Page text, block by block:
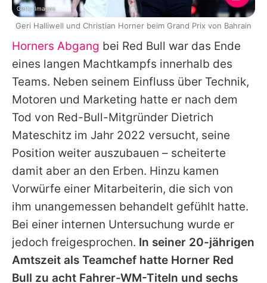
Horners Abgang bei Red Bull war das Ende
eines langen Machtkampfs innerhalb des
Teams. Neben seinem Einfluss über Technik,
Motoren und Marketing hatte er nach dem
Tod von Red-Bull-Mitgründer Dietrich
Mateschitz im Jahr 2022 versucht, seine
Position weiter auszubauen – scheiterte
damit aber an den Erben. Hinzu kamen
Vorwürfe einer Mitarbeiterin, die sich von
ihm unangemessen behandelt gefühlt hatte.
Bei einer internen Untersuchung wurde er
jedoch freigesprochen. In seiner 20-jährigen
Amtszeit als Teamchef hatte Horner Red
Bull zu acht Fahrer-WM-Titeln und sechs
Getty Images
Geri Halliwell und Christian Horner beim Grand Prix von Bahrain